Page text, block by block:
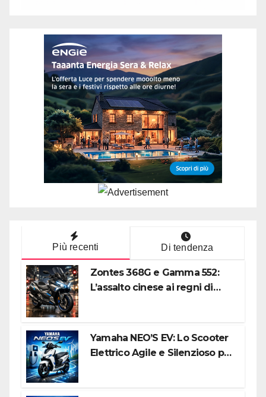
Più recenti Di tendenza
Zontes 368G e Gamma 552:
L’assalto cinese ai regni di
Yamaha NEO’S EV: Lo Scooter
Elettrico Agile e Silenzioso per